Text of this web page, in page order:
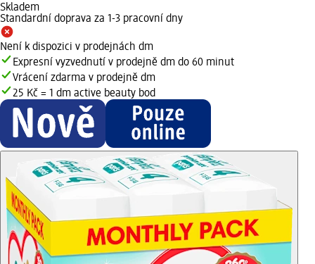
Skladem
Standardní doprava za 1-3 pracovní dny
Není k dispozici v prodejnách dm
Expresní vyzvednutí v prodejně dm do 60 minut
Vrácení zdarma v prodejně dm
25 Kč = 1 dm active beauty bod